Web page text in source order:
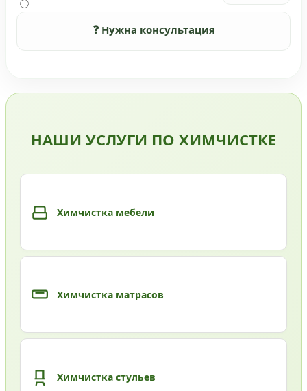
❓ Нужна консультация
НАШИ УСЛУГИ ПО ХИМЧИСТКЕ
Химчистка мебели
Химчистка матрасов
Химчистка стульев